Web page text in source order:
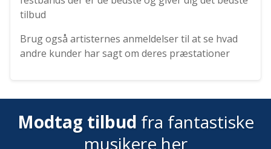
tilbud
Brug også artisternes anmeldelser til at se hvad
andre kunder har sagt om deres præstationer
Modtag tilbud fra fantastiske
musikere her